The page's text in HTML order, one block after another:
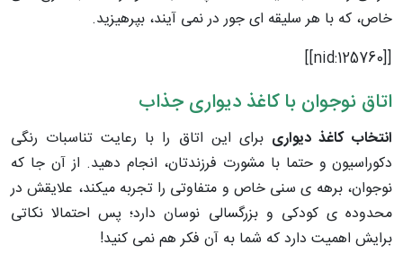
خاص، که با هر سلیقه ای جور در نمی آیند، بپرهیزید.
[[nid:125760]]
اتاق نوجوان با کاغذ دیواری جذاب
انتخاب کاغذ دیواری برای این اتاق را با رعایت تناسبات رنگی
دکوراسیون و حتما با مشورت فرزندتان، انجام دهید. از آن جا که
نوجوان، برهه ی سنی خاص و متفاوتی را تجربه می‎کند، علایقش در
محدوده ی کودکی و بزرگسالی نوسان دارد؛ پس احتمالا نکاتی
برایش اهمیت دارد که شما به آن فکر هم نمی کنید!